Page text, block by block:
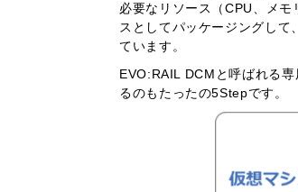
必要なリソース（CPU、メ
スとしてパッケージングして
ています。
EVO:RAIL DCMと呼ばれる
るのもたったの5Stepです。